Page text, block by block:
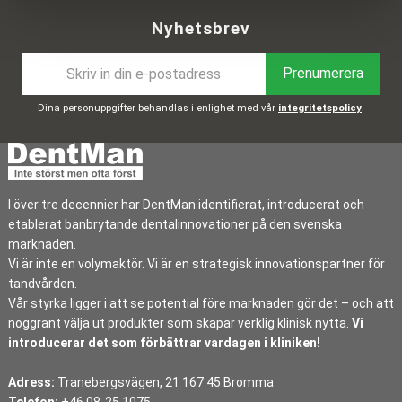
Nyhetsbrev
Prenumerera
Dina personuppgifter behandlas i enlighet med vår integritetspolicy.
I över tre decennier har DentMan identifierat, introducerat och
etablerat banbrytande dentalinnovationer på den svenska
marknaden.
Vi är inte en volymaktör. Vi är en strategisk innovationspartner för
tandvården.
Vår styrka ligger i att se potential före marknaden gör det – och att
noggrant välja ut produkter som skapar verklig klinisk nytta. Vi
introducerar det som förbättrar vardagen i kliniken!
Adress: Tranebergsvägen, 21 167 45 Bromma